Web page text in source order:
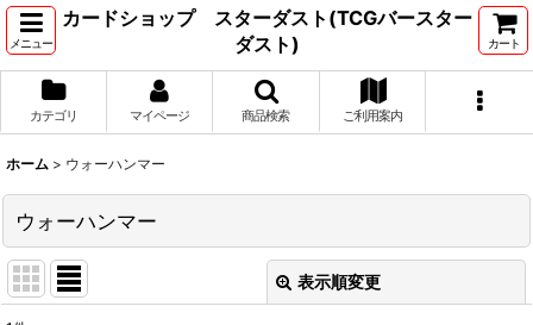
メニュー
カードショップ スターダスト(TCGバースター
ダスト)
カート
カテゴリ マイページ 商品検索 ご利用案内
ホーム > ウォーハンマー
ウォーハンマー
表示順変更